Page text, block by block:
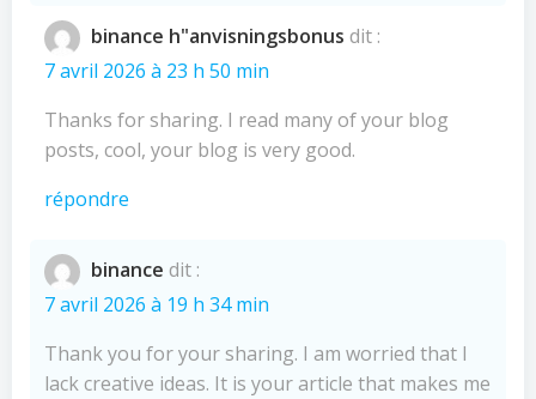
binance h"anvisningsbonus dit :
7 avril 2026 à 23 h 50 min
Thanks for sharing. I read many of your blog
posts, cool, your blog is very good.
répondre
binance dit :
7 avril 2026 à 19 h 34 min
Thank you for your sharing. I am worried that I
lack creative ideas. It is your article that makes me